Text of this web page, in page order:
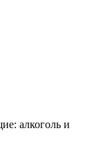
алкоголь и